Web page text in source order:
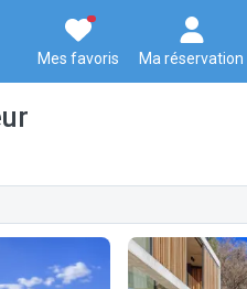
Mes favoris Ma réservation